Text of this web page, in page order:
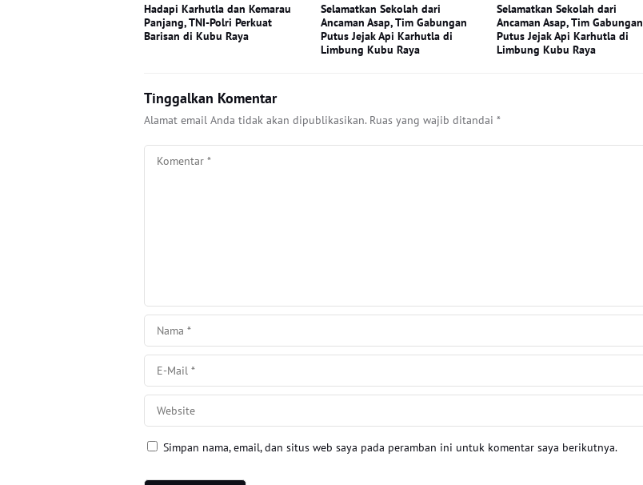
Hadapi Karhutla dan Kemarau
Panjang, TNI-Polri Perkuat
Barisan di Kubu Raya
Selamatkan Sekolah dari
Ancaman Asap, Tim Gabungan
Putus Jejak Api Karhutla di
Limbung Kubu Raya
Selamatkan Sekolah dari
Ancaman Asap, Tim Gabungan
Putus Jejak Api Karhutla di
Limbung Kubu Raya
Tinggalkan Komentar
Alamat email Anda tidak akan dipublikasikan. Ruas yang wajib ditandai *
Simpan nama, email, dan situs web saya pada peramban ini untuk komentar saya berikutnya.